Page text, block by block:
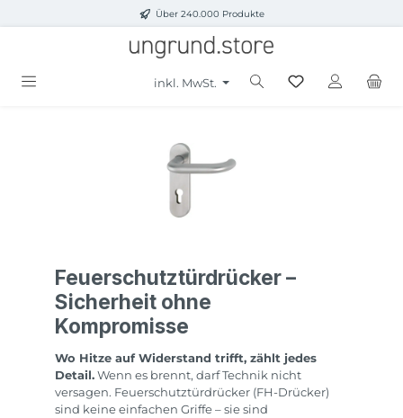
Zum Hauptinhalt springenÜber 240.000 Produkte
inkl. MwSt.
Feuerschutztürdrücker –
Sicherheit ohne
Kompromisse
Wo Hitze auf Widerstand trifft, zählt jedes
Detail. Wenn es brennt, darf Technik nicht
versagen. Feuerschutztürdrücker (FH-Drücker)
sind keine einfachen Griffe – sie sind